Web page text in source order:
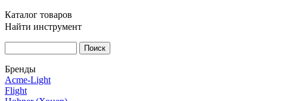
Каталог товаров
Найти инструмент
Бренды
Acme-Light
Flight